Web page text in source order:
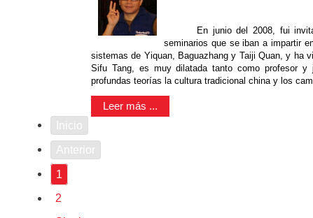
En junio del 2008, fui
seminarios que se iban a impartir
sistemas de Yiquan, Baguazhang y Taiji Quan, y ha
Sifu Tang, es muy dilatada tanto como profesor
profundas teorías la cultura tradicional china y los
Leer más ...
Inicio
Anterior
1
2